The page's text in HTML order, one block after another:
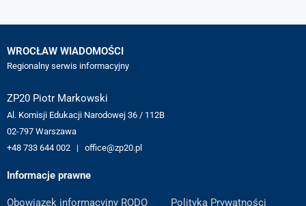
WROCŁAW WIADOMOŚCI
Regionalny serwis informacyjny
ZP20 Piotr Markowski
Al. Komisji Edukacji Narodowej 36 / 112B
02-797 Warszawa
+48 733 644 002 | office@zp20.pl
Informacje prawne
Obowiązek informacyjny RODO Polityka Prywatności